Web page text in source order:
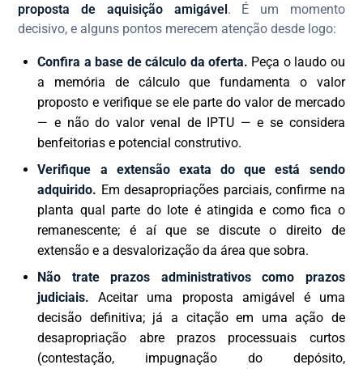
proposta de aquisição amigável. É um momento
decisivo, e alguns pontos merecem atenção desde logo:
Confira a base de cálculo da oferta. Peça o laudo ou
a memória de cálculo que fundamenta o valor
proposto e verifique se ele parte do valor de mercado
— e não do valor venal de IPTU — e se considera
benfeitorias e potencial construtivo.
Verifique a extensão exata do que está sendo
adquirido. Em desapropriações parciais, confirme na
planta qual parte do lote é atingida e como fica o
remanescente; é aí que se discute o direito de
extensão e a desvalorização da área que sobra.
Não trate prazos administrativos como prazos
judiciais. Aceitar uma proposta amigável é uma
decisão definitiva; já a citação em uma ação de
desapropriação abre prazos processuais curtos
(contestação, impugnação do depósito,